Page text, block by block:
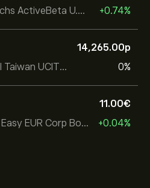
Goldman Sachs ActiveBeta U.S. Large Cap Equity ETF
+0.74%
iShares MSCI Taiwan UCITS ETF
14,265.00‎p‎
0%
BNP Paribas Easy EUR Corp Bond SRI Fossil Free Ult
11.00‎€‎
+0.04%